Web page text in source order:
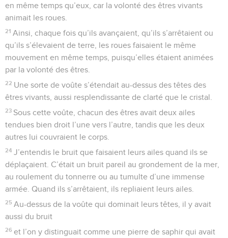
en même temps qu’eux, car la volonté des êtres vivants
animait les roues.
21 Ainsi, chaque fois qu’ils avançaient, qu’ils s’arrêtaient ou
qu’ils s’élevaient de terre, les roues faisaient le même
mouvement en même temps, puisqu’elles étaient animées
par la volonté des êtres.
22 Une sorte de voûte s’étendait au-dessus des têtes des
êtres vivants, aussi resplendissante de clarté que le cristal.
23 Sous cette voûte, chacun des êtres avait deux ailes
tendues bien droit l’une vers l’autre, tandis que les deux
autres lui couvraient le corps.
24 J’entendis le bruit que faisaient leurs ailes quand ils se
déplaçaient. C’était un bruit pareil au grondement de la mer,
au roulement du tonnerre ou au tumulte d’une immense
armée. Quand ils s’arrêtaient, ils repliaient leurs ailes.
25 Au-dessus de la voûte qui dominait leurs têtes, il y avait
aussi du bruit
26 et l’on y distinguait comme une pierre de saphir qui avait